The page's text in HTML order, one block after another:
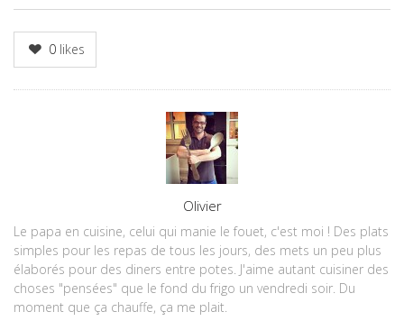
0 likes
Olivier
Le papa en cuisine, celui qui manie le fouet, c'est moi ! Des plats
simples pour les repas de tous les jours, des mets un peu plus
élaborés pour des diners entre potes. J'aime autant cuisiner des
choses "pensées" que le fond du frigo un vendredi soir. Du
moment que ça chauffe, ça me plait.